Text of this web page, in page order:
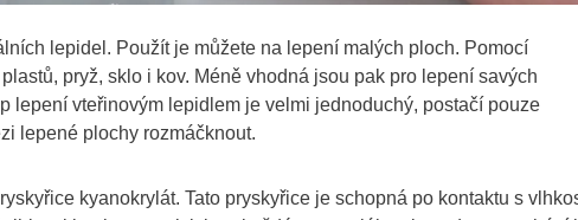
lepidel. Použít je můžete na lepení malých ploch. Pomocí
pryž, sklo i kov. Méně vhodná jsou pak pro lepení savých
lepení vteřinovým lepidlem je velmi jednoduchý, postačí pouze
lepené plochy rozmáčknout.
kyanokrylát. Tato pryskyřice je schopná po kontaktu s